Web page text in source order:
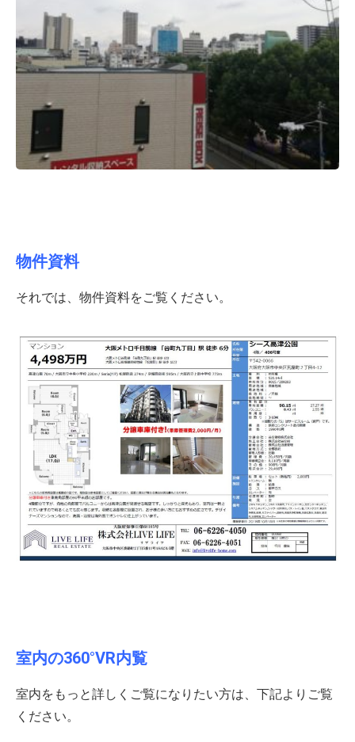
物件資料
それでは、物件資料をご覧ください。
室内の360°VR内覧
室内をもっと詳しくご覧になりたい方は、下記よりご覧
ください。